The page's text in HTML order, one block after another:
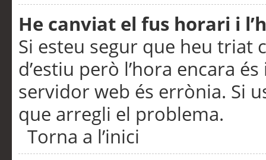
He canviat el fus horari i
Si esteu segur que heu triat
d’estiu però l’hora encara
servidor web és errònia. Si
que arregli el problema.
Torna a l’inici